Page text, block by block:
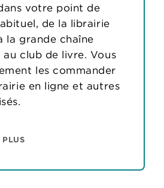
votre point de
de la librairie
la grande chaîne
club de livre. Vous
les commander
en ligne et autres
PLUS